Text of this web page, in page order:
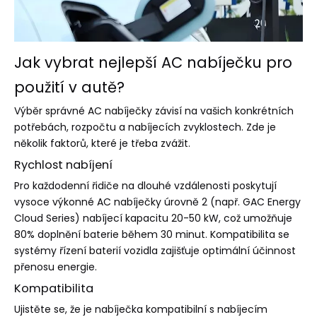
Jak vybrat nejlepší AC nabíječku pro
použití v autě?
Výběr správné AC nabíječky závisí na vašich konkrétních
potřebách, rozpočtu a nabíjecích zvyklostech. Zde je
několik faktorů, které je třeba zvážit.
Rychlost nabíjení
Pro každodenní řidiče na dlouhé vzdálenosti poskytují
vysoce výkonné AC nabíječky úrovně 2 (např. GAC Energy
Cloud Series) nabíjecí kapacitu 20-50 kW, což umožňuje
80% doplnění baterie během 30 minut. Kompatibilita se
systémy řízení baterií vozidla zajišťuje optimální účinnost
přenosu energie.
Kompatibilita
Ujistěte se, že je nabíječka kompatibilní s nabíjecím